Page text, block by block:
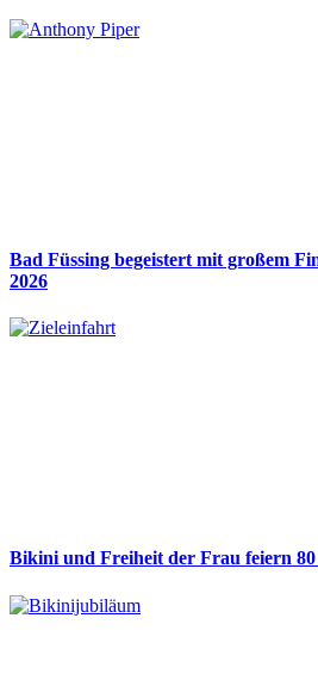
Bad Füssing begeistert mit großem
2026
Bikini und Freiheit der Frau feiern